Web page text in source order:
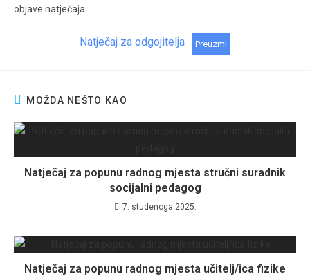
objave natječaja.
Natječaj za odgojitelja Preuzmi
MOŽDA NEŠTO KAO
Natječaj za popunu radnog mjesta stručni suradnik
socijalni pedagog
7. studenoga 2025.
Natječaj za popunu radnog mjesta učitelj/ica fizike